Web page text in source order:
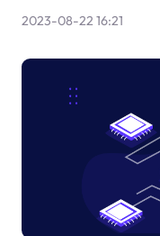
2023-08-22 16:21